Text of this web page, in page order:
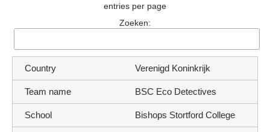
entries per page
Zoeken:
Verenigd Koninkrijk
BSC Eco Detectives
Bishops Stortford College